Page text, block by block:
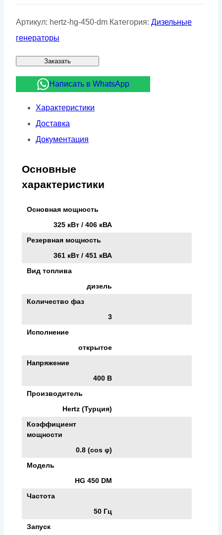
Артикул: hertz-hg-450-dm Категория: Дизельные
генераторы
Заказать
Написать в WhatsApp
Характеристики
Доставка
Документация
Основные
характеристики
Основная мощность
325 кВт / 406 кВА
Резервная мощность
361 кВт / 451 кВА
Вид топлива
дизель
Количество фаз
3
Исполнение
открытое
Напряжение
400 В
Производитель
Hertz (Турция)
Коэффициент
мощности
0.8 (cos φ)
Модель
HG 450 DM
Частота
50 Гц
Запуск